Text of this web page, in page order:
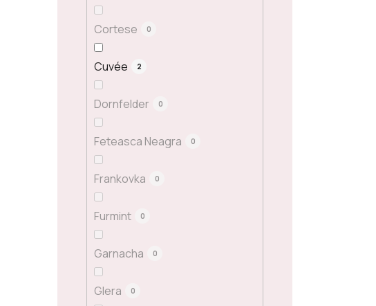
Cortese 0
Cuvée 2
Dornfelder 0
Feteasca Neagra 0
Frankovka 0
Furmint 0
Garnacha 0
Glera 0